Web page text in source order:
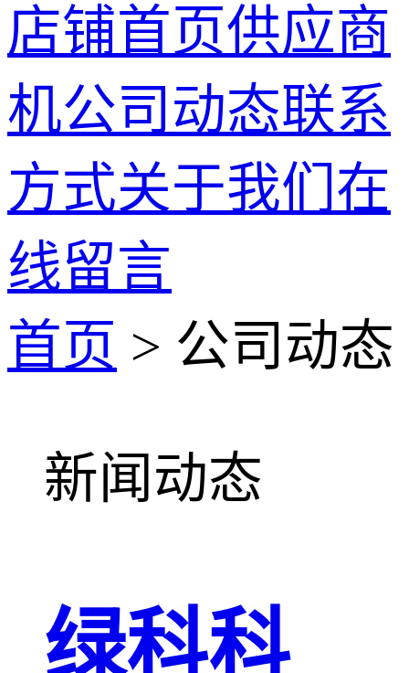
店铺首页供应商
机公司动态联系
方式关于我们 在
线留言
首页 > 公司动态
新闻动态
绿科科